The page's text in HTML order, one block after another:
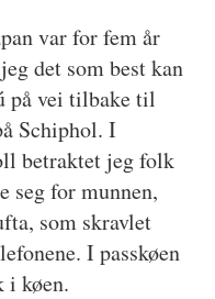
var for fem år
det som best kan
på vei tilbake til
Schiphol. I
betraktet jeg folk
seg for munnen,
som skravlet
I passkøen
i køen.